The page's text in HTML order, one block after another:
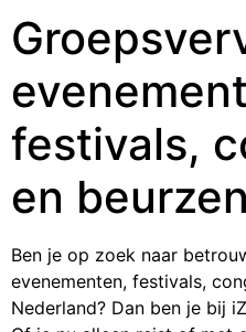
festivals,
en
Ben je op zoek naar
evenementen, festivals,
Nederland? Dan ben je bij